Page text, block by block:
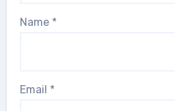
Name *
Email *